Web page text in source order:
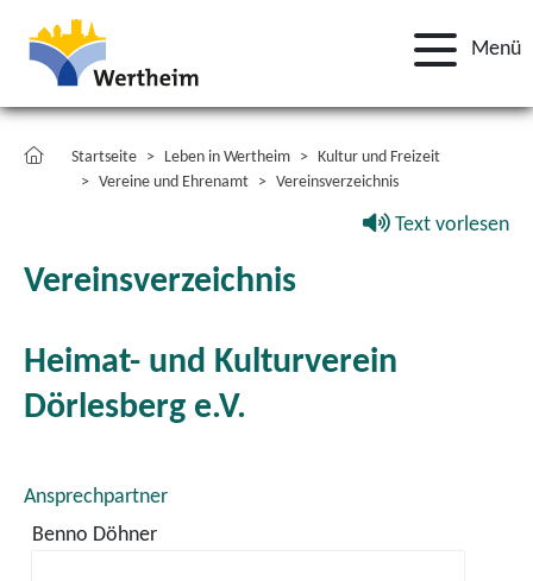
Menü
Startseite Leben in Wertheim
Kultur und Freizeit
Vereine und Ehrenamt
Vereinsverzeichnis
Text vorlesen
Vereinsverzeichnis
Heimat- und Kulturverein
Dörlesberg e.V.
Ansprechpartner
Benno Döhner